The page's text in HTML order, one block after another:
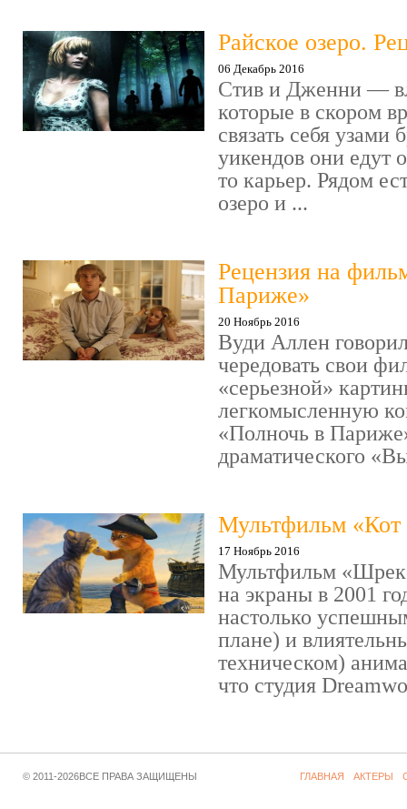
Райское озеро.
06 Декабрь 2016
Стив и Дженни —
которые в скором
связать себя узами
уикендов они едут
то карьер. Рядом
озеро и ...
Рецензия на
Париже»
20 Ноябрь 2016
Вуди Аллен
чередовать свои
«серьезной»
легкомысленную
«Полночь в
драматического
Мультфильм «Кот
17 Ноябрь 2016
Мультфильм
на экраны в 2001
настолько
плане) и
техническом)
что студия
© 2011-2026ВСЕ ПРАВА ЗАЩИЩЕНЫ ГЛАВНАЯ АКТЕРЫ